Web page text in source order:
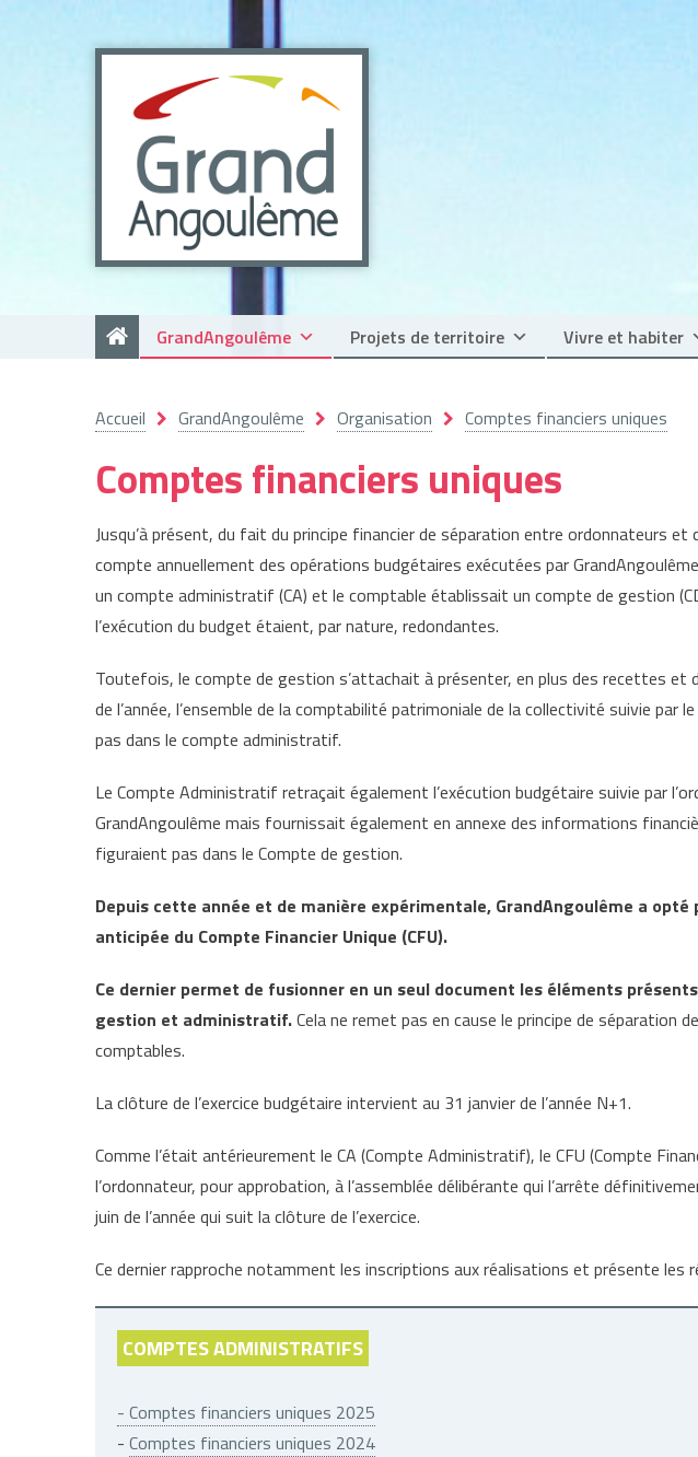
GrandAngoulême Projets de territoire Vivre et habiter
Accueil GrandAngoulême Organisation Comptes financiers uniques
Comptes financiers uniques
Jusqu’à présent, du fait du principe financier de séparation entre ordonnateurs
compte annuellement des opérations budgétaires exécutées par
un compte administratif (CA) et le comptable établissait un compte de gestion
l’exécution du budget étaient, par nature, redondantes.
Toutefois, le compte de gestion s’attachait à présenter, en plus des recettes et
de l’année, l’ensemble de la comptabilité patrimoniale de la collectivité suivie par
pas dans le compte administratif.
Le Compte Administratif retraçait également l’exécution budgétaire suivie par
GrandAngoulême mais fournissait également en annexe des informations
figuraient pas dans le Compte de gestion.
Depuis cette année et de manière expérimentale, GrandAngoulême a opté
anticipée du Compte Financier Unique (CFU).
Ce dernier permet de fusionner en un seul document les éléments
gestion et administratif.Cela ne remet pas en cause le principe de séparation
comptables.
La clôture de l’exercice budgétaire intervient au 31 janvier de l’année N+1.
Comme l’était antérieurement le CA (Compte Administratif), le CFU (Compte
l’ordonnateur, pour approbation, à l’assemblée délibérante qui l’arrête
juin de l’année qui suit la clôture de l’exercice.
Ce dernier rapproche notamment les inscriptions aux réalisations et présente les
COMPTES ADMINISTRATIFS
- Comptes financiers uniques 2025
- Comptes financiers uniques 2024